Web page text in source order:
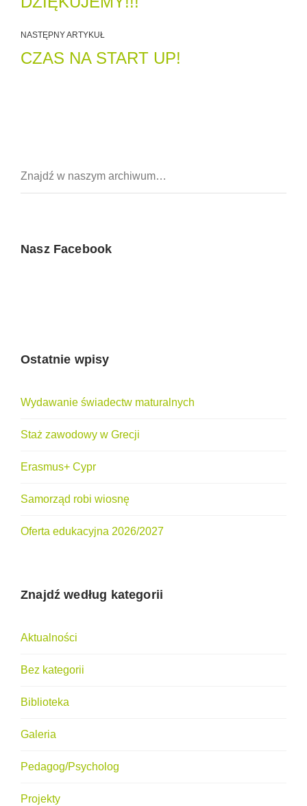
NASTĘPNY ARTYKUŁ
CZAS NA START UP!
Nasz Facebook
Ostatnie wpisy
Wydawanie świadectw maturalnych
Staż zawodowy w Grecji
Erasmus+ Cypr
Samorząd robi wiosnę
Oferta edukacyjna 2026/2027
Znajdź według kategorii
Aktualności
Bez kategorii
Biblioteka
Galeria
Pedagog/Psycholog
Projekty